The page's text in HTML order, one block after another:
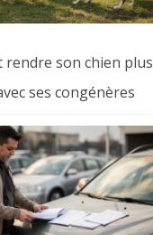
rendre son chien plus
ses congénères